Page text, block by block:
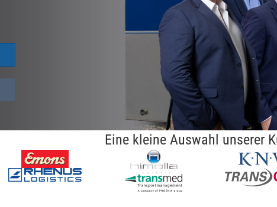
Eine kleine Auswahl unserer